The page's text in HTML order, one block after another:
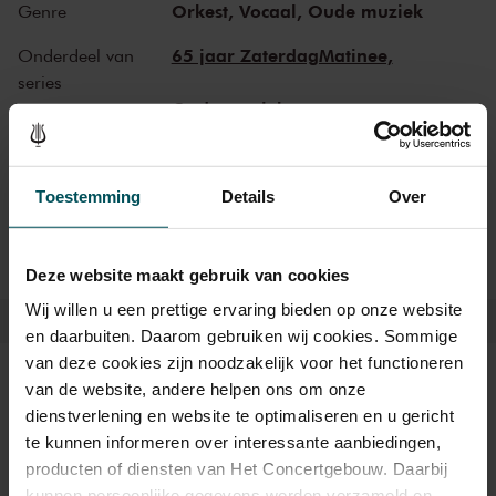
Toestemming Details Over
Deze website maakt gebruik van cookies
Wij willen u een prettige ervaring bieden op onze website
en daarbuiten. Daarom gebruiken wij cookies. Sommige
van deze cookies zijn noodzakelijk voor het functioneren
van de website, andere helpen ons om onze
dienstverlening en website te optimaliseren en u gericht
te kunnen informeren over interessante aanbiedingen,
producten of diensten van Het Concertgebouw. Daarbij
(Elisabeth I): ‘Was Elzabet of great renowne, / God bless our Marie
Elzabetter.’
Genre Orkest, Vocaal, Oude muziek
Onderdeel van
series
65 jaar ZaterdagMatinee,
Oude muziek
Organisator NTR ZaterdagMatinee
Kaarten
Rang 1 Rang 2